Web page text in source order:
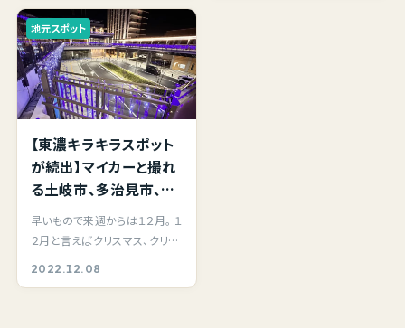
やすい。
【東濃キラキラスポット
が続出】マイカーと撮れ
る土岐市、多治見市、瑞
浪市での夜ライトアップ
撮影のオススメスポッ
早いもので来週からは１２月。 １
２月と言えばクリスマス、クリス
2022.12.08
地元スポット